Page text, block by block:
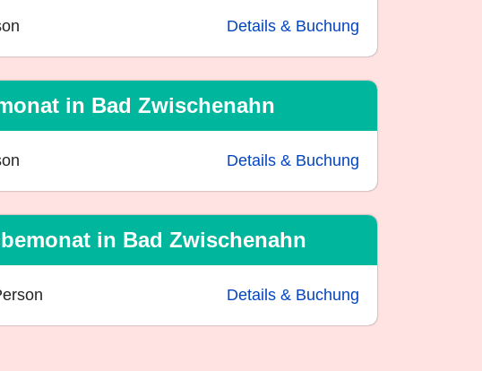
Details & Buchung
in Bad Zwischenahn
Details & Buchung
in Bad Zwischenahn
Details & Buchung